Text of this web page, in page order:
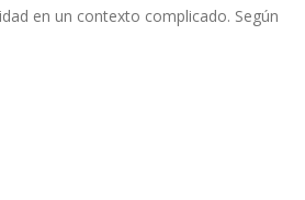
en un contexto complicado. Según